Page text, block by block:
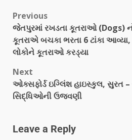
Previous
જેતપુરમાં રખડતા કૂતરાઓ (Dogs)
કૂતરાએ બચકા ભરતા 6 ટાંકા આવ્યા,
લોકોને કૂતરાઓ કરડ્યા
Next
ઓક્સફોર્ડ ઇગ્લિંશ હાઇસ્કુલ, સુરત
સિદ્ધિઓની ઉજવણી
Leave a Reply